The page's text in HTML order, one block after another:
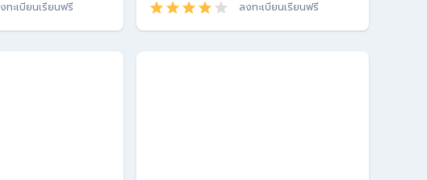
ทะเบียนเรียนฟรี ลงทะเบียนเรียนฟรี